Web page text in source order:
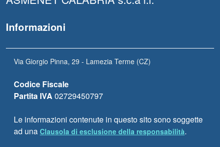
Informazioni
Via Giorgio Pinna, 29 - Lamezia Terme (CZ)
Codice Fiscale
Partita IVA 02729450797
Le informazioni contenute in questo sito sono soggette
ad una Clausola di esclusione della responsabilità.